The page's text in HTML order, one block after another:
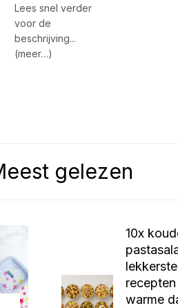
Lees snel verder
voor de
beschrijving...
(meer…)
gelezen
10x
lekkerste
warme